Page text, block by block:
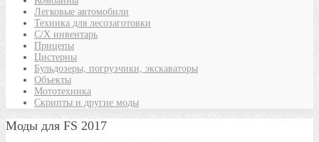
Легковые автомобили
Техника для лесозаготовки
С/Х инвентарь
Прицепы
Цистерны
Бульдозеры, погрузчики, экскаваторы
Объекты
Мототехника
Скрипты и другие моды
Моды для FS 2017